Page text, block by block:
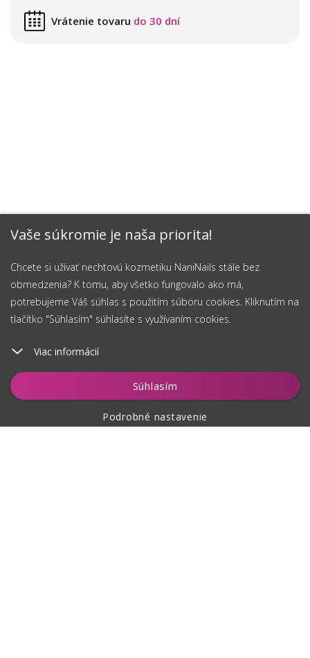
Vaše súkromie je naša priorita!
Chcete si užívať nechtovú kozmetiku NaniNails stále bez
obmedzenia? K tomu, aby všetko fungovalo ako má,
potrebujeme Váš súhlas s použitím súboru cookies. Kliknutím na
tlačítko "Súhlasím" súhlasíte s využívaním cookies.
Viac informácií
Súhlasím
Podrobné nastavenie
Vložiť do košíka
Vrátenie tovaru do 30 dní